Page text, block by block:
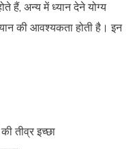
हैं, अन्य में ध्यान देने योग्य
की आवश्यकता होती है। इन
तीव्र इच्छा